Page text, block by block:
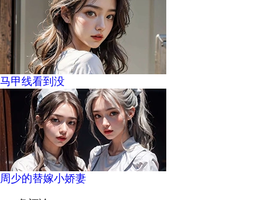
马甲线看到没
周少的替嫁小娇妻